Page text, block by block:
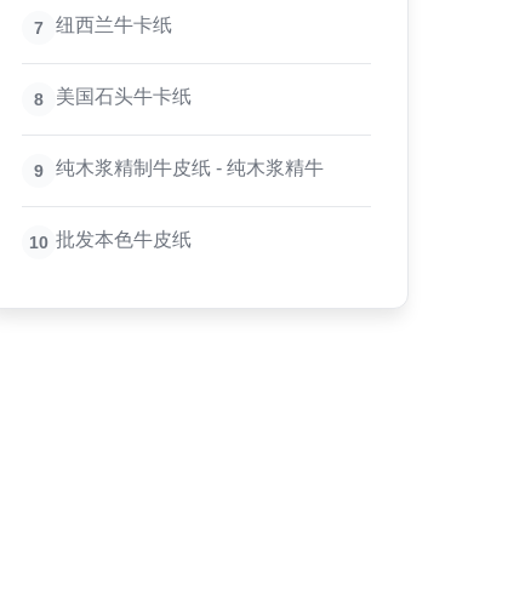
7 纽西兰牛卡纸
8 美国石头牛卡纸
9 纯木浆精制牛皮纸 - 纯木浆精牛
10 批发本色牛皮纸